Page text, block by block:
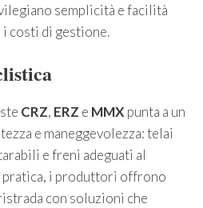
semplicità e facilità
costi di gestione.
CRZ, ERZ e MMX punta a un
e maneggevolezza: telai
e freni adeguati al
pratica, i produttori offrono
con soluzioni che